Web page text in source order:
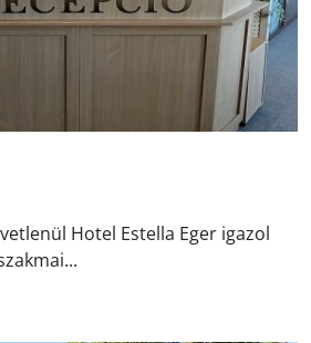
Hotel Estella Eger igazol